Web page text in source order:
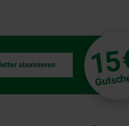
15
abonnieren